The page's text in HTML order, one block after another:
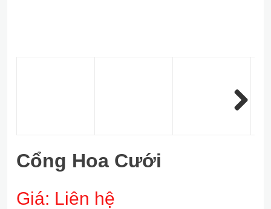
Cổng Hoa Cưới
Giá: Liên hệ